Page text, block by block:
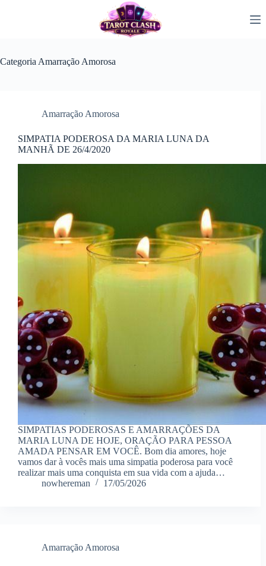
Categoria Amarração Amorosa
Amarração Amorosa
SIMPATIA PODEROSA DA MARIA LUNA DA
MANHÃ DE 26/4/2020
SIMPATIAS PODEROSAS E AMARRAÇÕES DA
MARIA LUNA DE HOJE, ORAÇÃO PARA PESSOA
AMADA PENSAR EM VOCÊ. Bom dia amores, hoje
vamos dar à vocês mais uma simpatia poderosa para você
realizar mais uma conquista em sua vida com a ajuda…
nowhereman
17/05/2026
Amarração Amorosa